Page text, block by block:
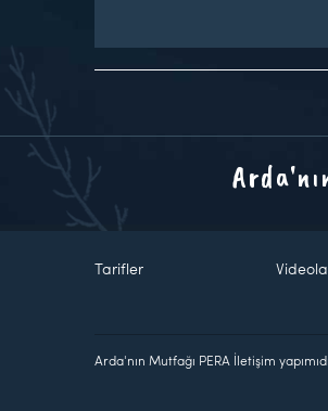
Tarifler
Arda'nın Mutfağı PERA İletişim